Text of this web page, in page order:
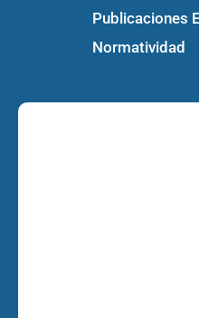
Publicaciones
Normatividad